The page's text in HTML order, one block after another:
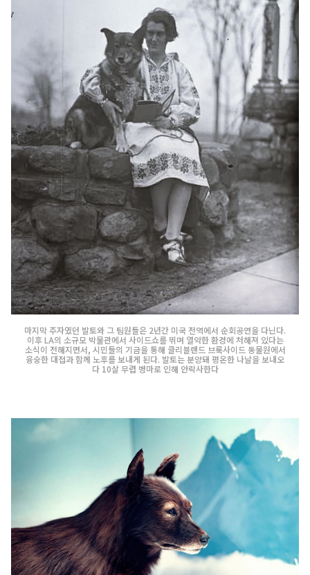
마지막 주자였던 발토와 그 팀원들은 2년간 미국 전역에서 순회공연을 다닌다.
이후 LA의 소규모 박물관에서 사이드쇼를 뛰며 열악한 환경에 처해져 있다는
소식이 전해지면서, 시민들의 기금을 통해 클리블랜드 브룩사이드 동물원에서
융숭한 대접과 함께 노후를 보내게 된다. 발토는 분양돼 평온한 나날을 보내오
다 10살 무렵 병마로 인해 안락사한다